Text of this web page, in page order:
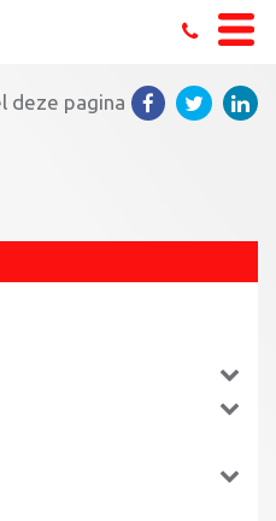
opgehangen bij Impala!
deze pagina